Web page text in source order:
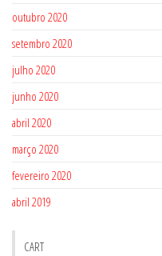
outubro 2020
setembro 2020
julho 2020
junho 2020
abril 2020
março 2020
fevereiro 2020
abril 2019
CART